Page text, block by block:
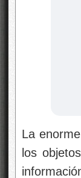
La
los